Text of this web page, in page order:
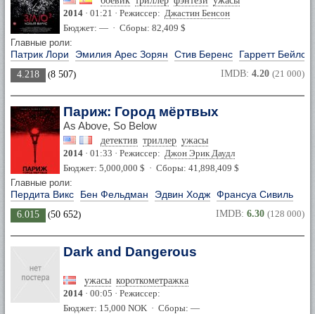
2014 · 01:21 · Режиссер: Джастин Бенсон
Бюджет: — · Сборы: 82,409 $
Главные роли:
Патрик Лори Эмилия Арес Зорян Стив Беренс Гарретт Бейлс
4.218 (8 507) IMDB: 4.20 (21 000)
Париж: Город мёртвых
As Above, So Below
детектив триллер ужасы
2014 · 01:33 · Режиссер: Джон Эрик Даудл
Бюджет: 5,000,000 $ · Сборы: 41,898,409 $
Главные роли:
Пердита Викс Бен Фельдман Эдвин Ходж Франсуа Сивиль
6.015 (50 652) IMDB: 6.30 (128 000)
Dark and Dangerous
ужасы короткометражка
2014 · 00:05 · Режиссер:
Бюджет: 15,000 NOK · Сборы: —